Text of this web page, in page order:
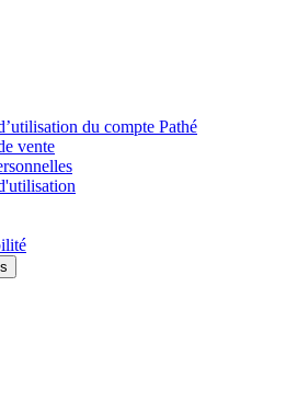
du compte Pathé
vente